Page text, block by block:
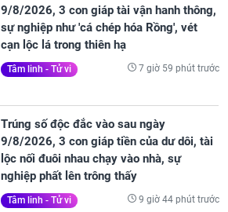
9/8/2026, 3 con giáp tài vận hanh thông,
sự nghiệp như 'cá chép hóa Rồng', vét
cạn lộc lá trong thiên hạ
Tâm linh - Tử vi 7 giờ 59 phút trước
Trúng số độc đắc vào sau ngày
9/8/2026, 3 con giáp tiền của dư dôi, tài
lộc nối đuôi nhau chạy vào nhà, sự
nghiệp phất lên trông thấy
Tâm linh - Tử vi 9 giờ 44 phút trước